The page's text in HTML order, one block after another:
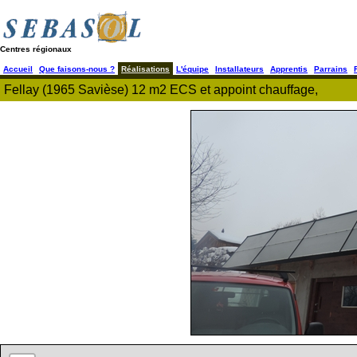
Centres régionaux
Accueil Que faisons-nous ? Réalisations L'équipe Installateurs Apprentis Parrains
Fellay (1965 Savièse) 12 m2 ECS et appoint chauffage,